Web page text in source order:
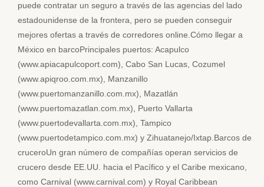
puede contratar un seguro a través de las agencias del lado
estadounidense de la frontera, pero se pueden conseguir
mejores ofertas a través de corredores online.Cómo llegar a
México en barcoPrincipales puertos: Acapulco
(www.apiacapulcoport.com), Cabo San Lucas, Cozumel
(www.apiqroo.com.mx), Manzanillo
(www.puertomanzanillo.com.mx), Mazatlán
(www.puertomazatlan.com.mx), Puerto Vallarta
(www.puertodevallarta.com.mx), Tampico
(www.puertodetampico.com.mx) y Zihuatanejo/Ixtap.Barcos de
cruceroUn gran número de compañías operan servicios de
crucero desde EE.UU. hacia el Pacífico y el Caribe mexicano,
como Carnival (www.carnival.com) y Royal Caribbean